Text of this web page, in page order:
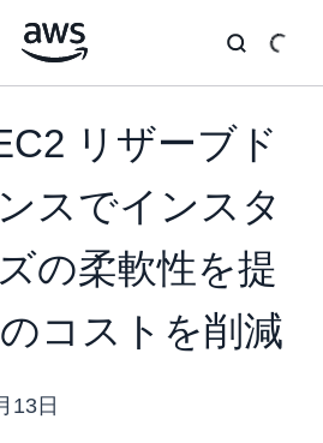
リザーブド
スでインスタ
の柔軟性を提
コストを削減
13日